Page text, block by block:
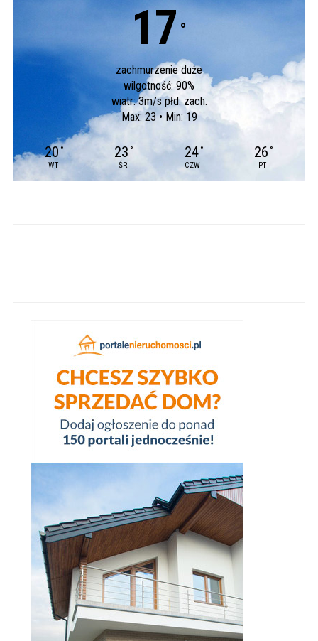
17 °
zachmurzenie duże
wilgotność: 90%
wiatr: 3m/s płd. zach.
Max: 23 • Min: 19
20 °
WT
23 °
ŚR
24 °
CZW
26 °
PT